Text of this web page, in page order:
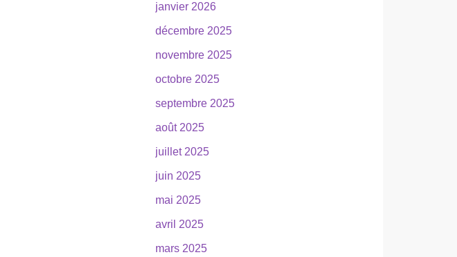
janvier 2026
décembre 2025
novembre 2025
octobre 2025
septembre 2025
août 2025
juillet 2025
juin 2025
mai 2025
avril 2025
mars 2025